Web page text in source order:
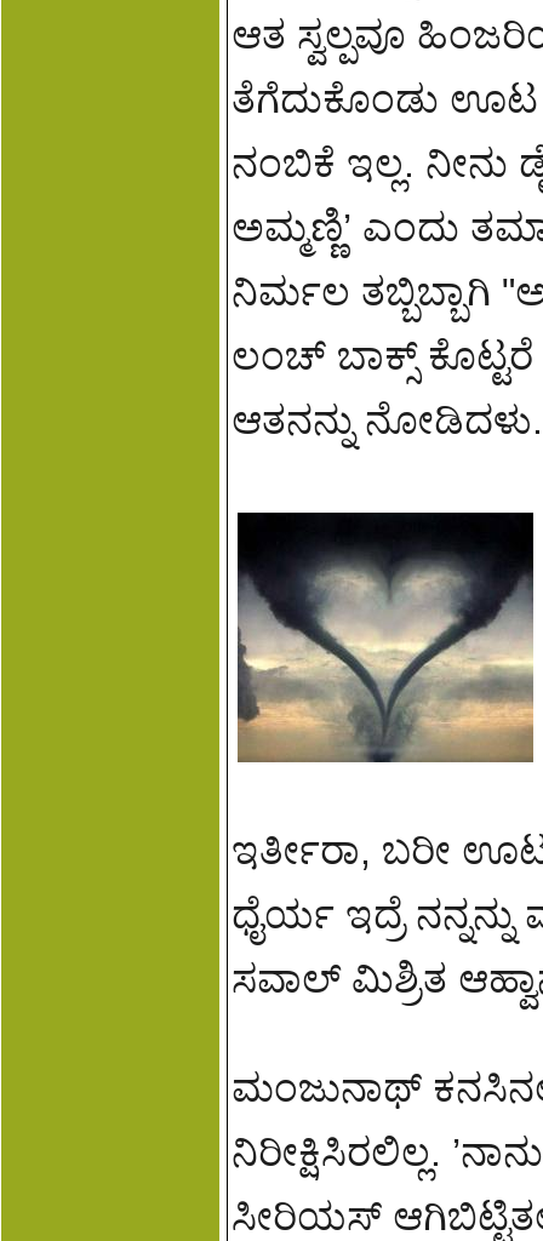
ಆತ ಸ್ವಲ್ಪವೂ
ತೆಗೆದುಕೊಂಡು ಊಟ
ನಂಬಿಕೆ ಇಲ್ಲ. ನೀನು
ಅಮ್ಮಣ್ಣಿ’ ಎಂದು
ನಿರ್ಮಲ ತಬ್ಬಿಬ್ಬಾಗಿ
ಲಂಚ್ ಬಾಕ್ಸ್
ಆತನನ್ನು ನೋಡಿದಳು.
ಇರ್ತೀರಾ, ಬರೀ
ಧೈರ್ಯ ಇದ್ರೆ
ಸವಾಲ್ ಮಿಶ್ರಿತ
ಮಂಜುನಾಥ್
ನಿರೀಕ್ಷಿಸಿರಲಿಲ್ಲ.
ಸೀರಿಯಸ್